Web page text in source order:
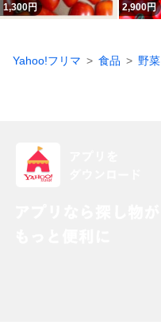
1,300円 2,900円
Yahoo!フリマ 食品 野菜